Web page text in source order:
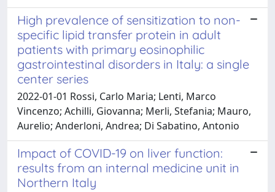
High prevalence of sensitization to non-
specific lipid transfer protein in adult
patients with primary eosinophilic
gastrointestinal disorders in Italy: a single
center series
2022-01-01 Rossi, Carlo Maria; Lenti, Marco
Vincenzo; Achilli, Giovanna; Merli, Stefania; Mauro,
Aurelio; Anderloni, Andrea; Di Sabatino, Antonio
Impact of COVID-19 on liver function:
results from an internal medicine unit in
Northern Italy